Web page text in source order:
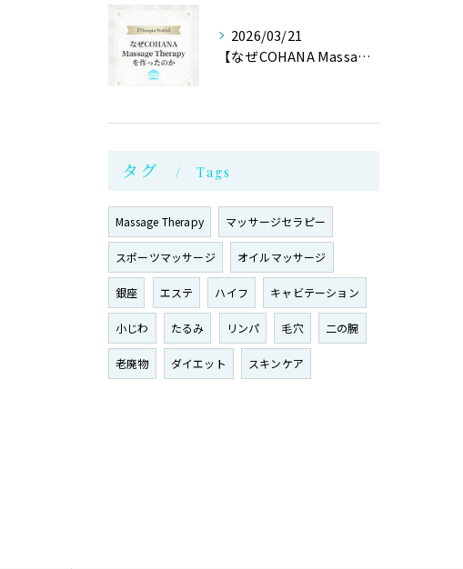
2026/03/21
【なぜCOHANA Massage Therapyを作ったの...
タグ Tags
Massage Therapy マッサージセラピー
スポーツマッサージ オイルマッサージ
銀座 エステ ハイフ キャビテーション
小じわ たるみ リンパ 毛穴 二の腕
老廃物 ダイエット スキンケア